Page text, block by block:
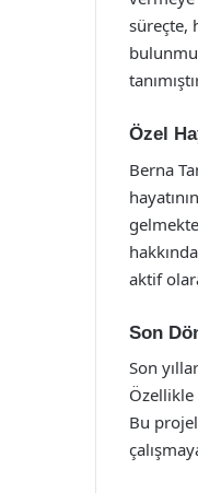
süreçte,
Özel
Berna
aktif
Son
Son
Bu